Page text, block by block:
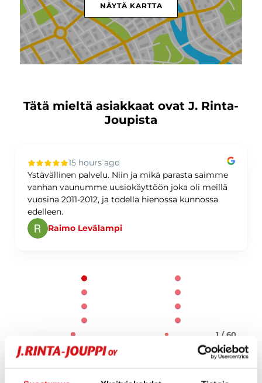
NÄYTÄ KARTTA
Tätä mieltä asiakkaat ovat J. Rinta-
Joupista
15 hours ago
Ystävällinen palvelu. Niin ja mikä parasta saimme
vanhan vaunumme uusiokäyttöön joka oli meillä
vuosina 2011-2012, ja todella hienossa kunnossa
edelleen.
Raimo Levälampi
1 / 60